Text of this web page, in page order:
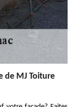
de MJ Toiture